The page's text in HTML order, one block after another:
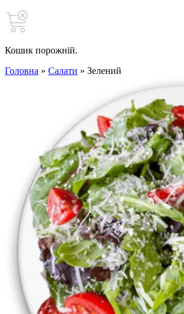
Кошик порожній.
Головна » Салати » Зелений